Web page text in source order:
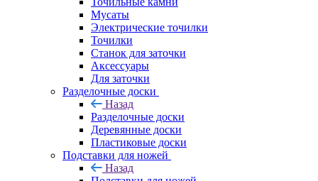
Мусаты
Электрические точилки
Точилки
Станок для заточки
Аксессуары
Для заточки
Разделочные доски
Назад
Разделочные доски
Деревянные доски
Пластиковые доски
Подставки для ножей
Назад